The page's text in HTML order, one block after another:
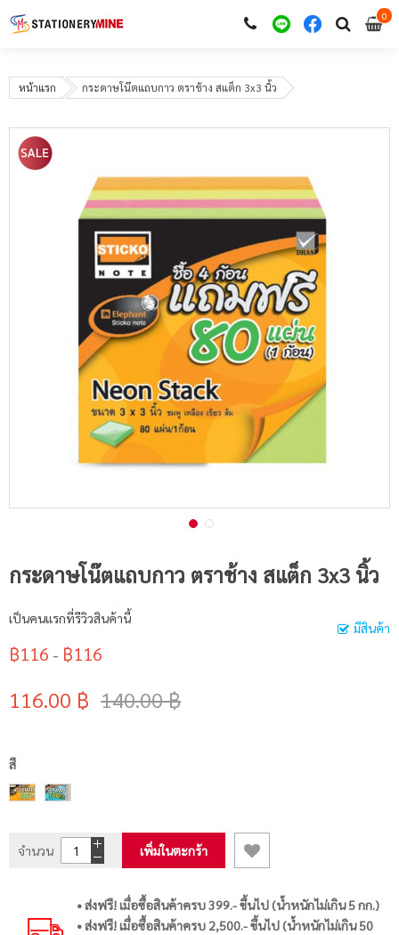
00
หน้าแรก กระดาษโน๊ตแถบกาว ตราช้าง สแต็ก 3x3 นิ้ว
กระดาษโน๊ตแถบกาว ตราช้าง สแต็ก 3x3 นิ้ว
มีสินค้า
เป็นคนแรกที่รีวิวสินค้านี้
฿116 - ฿116
116.00 ฿ 140.00 ฿
สี
จำนวน เพิ่มในตะกร้า
• ส่งฟรี! เมื่อซื้อสินค้าครบ 399.- ขึ้นไป (น้ำหนักไม่เกิน 5 กก.)
• ส่งฟรี! เมื่อซื้อสินค้าครบ 2,500.- ขึ้นไป (น้ำหนักไม่เกิน 50